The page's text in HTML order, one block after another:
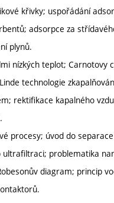
křivky; uspořádání
adsorpce za
plynů.
nízkých teplot; Carnotovy
technologie
rektifikace kapalného
procesy; úvod do
problematika
diagram; princip